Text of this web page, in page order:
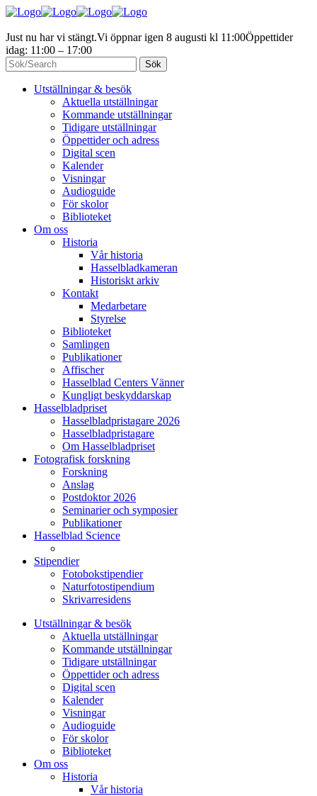
Just nu har vi stängt.Vi öppnar igen 8 augusti kl 11:00Öppettider
idag: 11:00 – 17:00
Utställningar & besök
Aktuella utställningar
Kommande utställningar
Tidigare utställningar
Öppettider och adress
Digital scen
Kalender
Visningar
Audioguide
För skolor
Biblioteket
Om oss
Historia
Vår historia
Hasselbladkameran
Historiskt arkiv
Kontakt
Medarbetare
Styrelse
Biblioteket
Samlingen
Publikationer
Affischer
Hasselblad Centers Vänner
Kungligt beskyddarskap
Hasselbladpriset
Hasselbladpristagare 2026
Hasselbladpristagare
Om Hasselbladpriset
Fotografisk forskning
Forskning
Anslag
Postdoktor 2026
Seminarier och symposier
Publikationer
Hasselblad Science
Stipendier
Fotobokstipendier
Naturfotostipendium
Skrivarresidens
Utställningar & besök
Aktuella utställningar
Kommande utställningar
Tidigare utställningar
Öppettider och adress
Digital scen
Kalender
Visningar
Audioguide
För skolor
Biblioteket
Om oss
Historia
Vår historia